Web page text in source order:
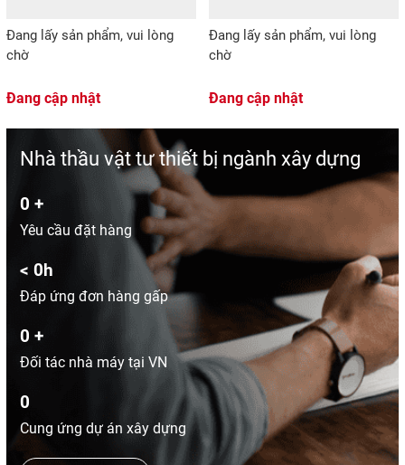
Đang lấy sản phẩm, vui lòng
chờ
Đang cập nhật
Đang lấy sản phẩm, vui lòng
chờ
Đang cập nhật
Nhà thầu vật tư thiết bị ngành xây dựng
0 +
Yêu cầu đặt hàng
< 0h
Đáp ứng đơn hàng gấp
0 +
Đối tác nhà máy tại VN
0
Cung ứng dự án xây dựng